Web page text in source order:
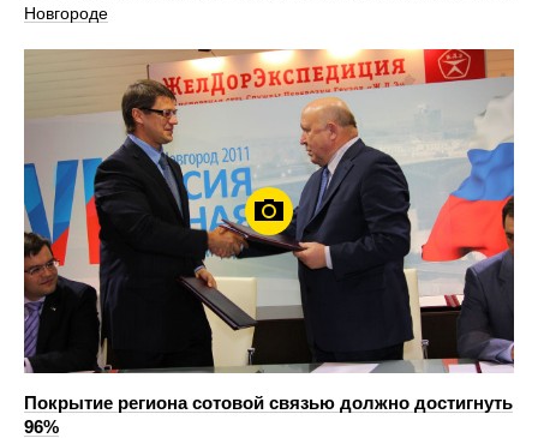
Новгороде
Покрытие региона сотовой связью должно достигнуть
96%